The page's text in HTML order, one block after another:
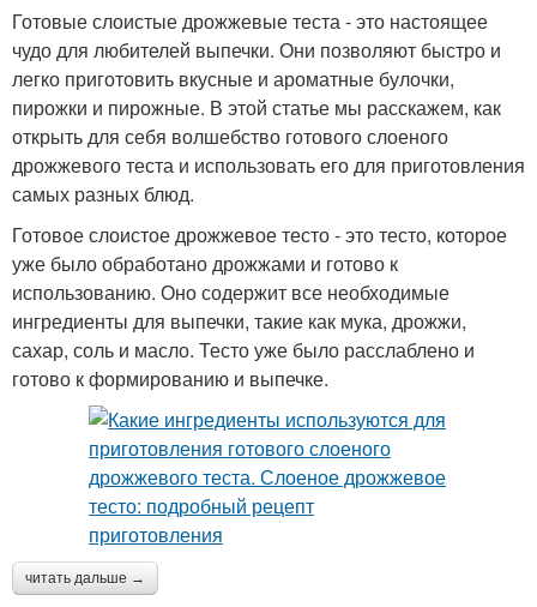
Готовые слоистые дрожжевые теста - это настоящее
чудо для любителей выпечки. Они позволяют быстро и
легко приготовить вкусные и ароматные булочки,
пирожки и пирожные. В этой статье мы расскажем, как
открыть для себя волшебство готового слоеного
дрожжевого теста и использовать его для приготовления
самых разных блюд.
Готовое слоистое дрожжевое тесто - это тесто, которое
уже было обработано дрожжами и готово к
использованию. Оно содержит все необходимые
ингредиенты для выпечки, такие как мука, дрожжи,
сахар, соль и масло. Тесто уже было расслаблено и
готово к формированию и выпечке.
читать дальше →